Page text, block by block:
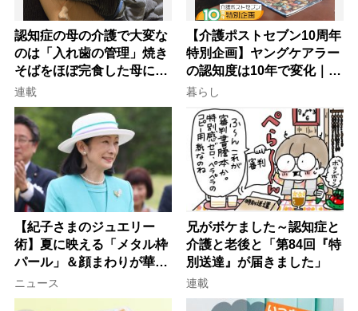
認知症の母の介護で大変な
のは「入れ歯の管理」焼き
そばをほぼ完食した母に息
子が血の気が引いた理由
連載
【介護ポストセブン10周年
特別企画】ヤングケアラー
の認知度は10年で変化｜流
行語大賞にノミネート、法
律にも明記されたが果たし
て現在は？
暮らし
【紀子さまのジュエリー
術】夏に映える「メタル枠
パール」＆顔まわりが華や
ぐ「揺れる一粒」の使い分
け方
ニュース
兄がボケました～認知症と
介護と老後と「第84回『特
別送達』が届きました」
連載